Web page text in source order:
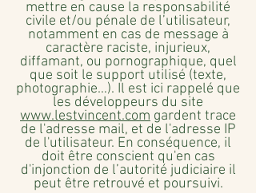
mettre en cause la responsabilité
civile et/ou pénale de l’utilisateur,
notamment en cas de message à
caractère raciste, injurieux,
diffamant, ou pornographique, quel
que soit le support utilisé (texte,
photographie…). Il est ici rappelé que
les développeurs du site
www.lestvincent.com gardent trace
de l'adresse mail, et de l'adresse IP
de l'utilisateur. En conséquence, il
doit être conscient qu'en cas
d'injonction de l’autorité judiciaire il
peut être retrouvé et poursuivi.